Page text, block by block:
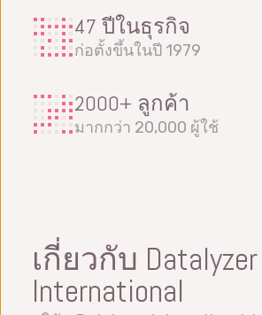
47 ปีในธุรกิจ
ก่อตั้งขึ้นในปี 1979
2000+ ลูกค้า
มากกว่า 20,000 ผู้ใช้
เกี่ยวกับ Datalyzer
International